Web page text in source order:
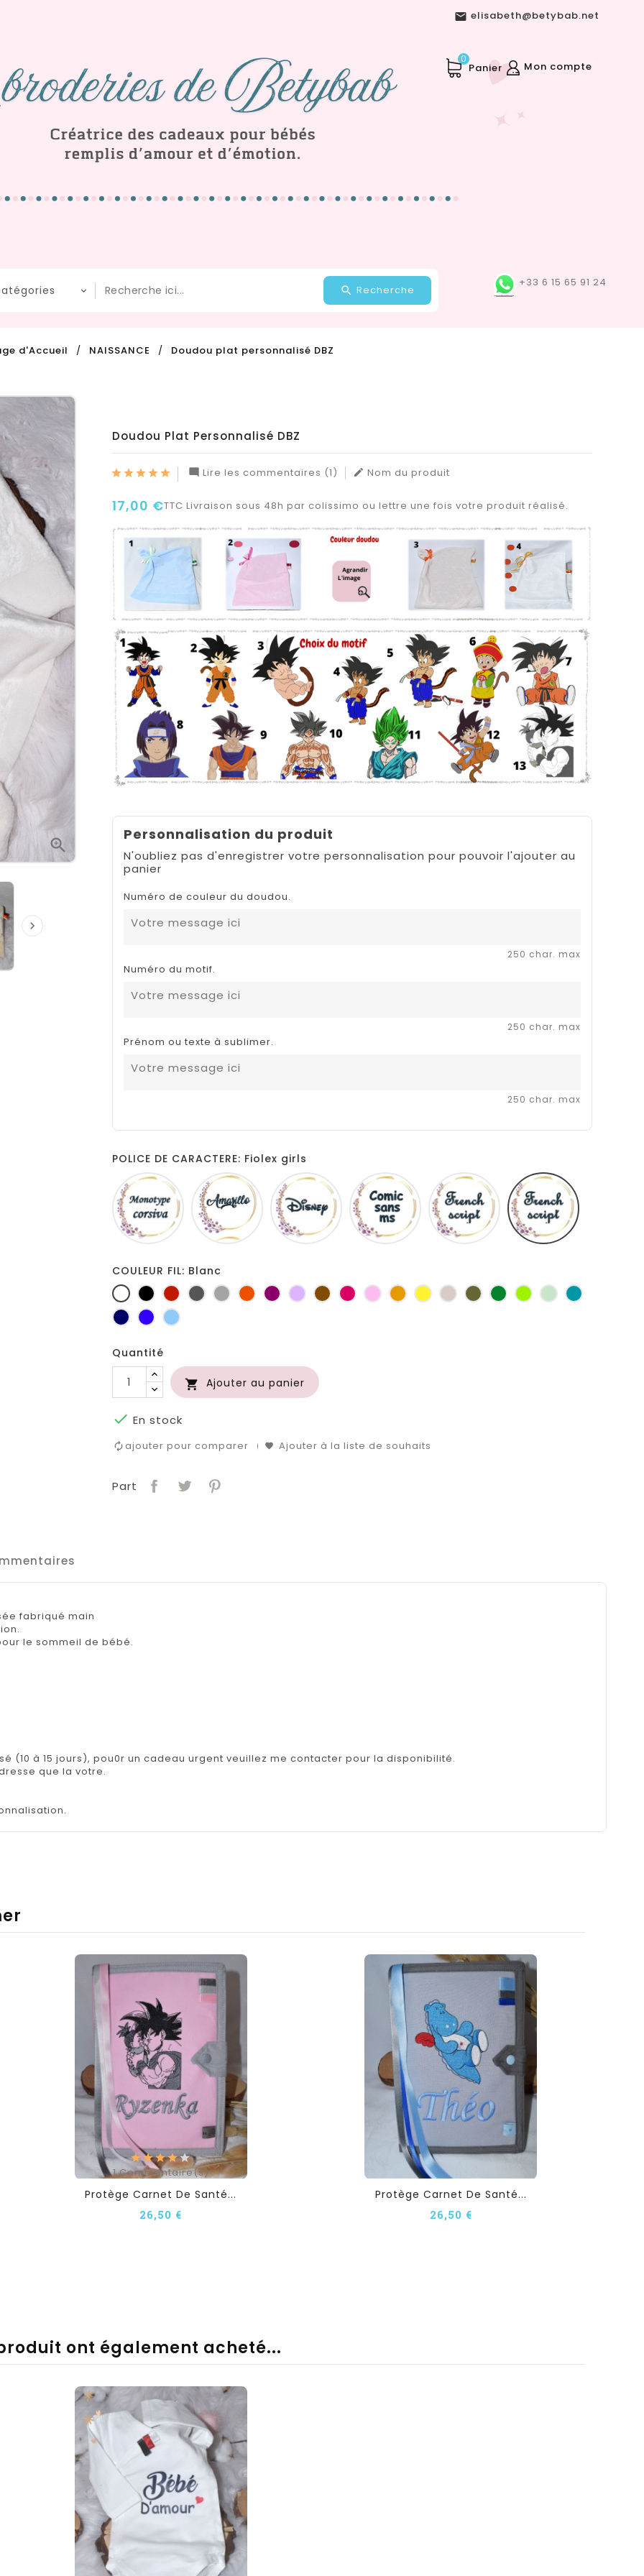
 elisabeth@betybab.net
Mon compte
Panier
0
+33 6 15 65 91 24
Recherche
d'Accueil NAISSANCE Doudou plat personnalisé DBZ


Doudou Plat Personnalisé DBZ
 Lire les commentaires (1)  Nom du produit
17,00 €TTC Livraison sous 48h par colissimo ou lettre une fois votre produit réalisé.
Personnalisation du produit
N'oubliez pas d'enregistrer votre personnalisation pour pouvoir l'ajouter au
panier
Numéro de couleur du doudou.
250 char. max
Numéro du motif.
250 char. max
Prénom ou texte à sublimer.
250 char. max
POLICE DE CARACTERE: Fiolex girls
Monotype
corsiva
Amarillo Disney
Comic
sans
ms
French
script
girls
COULEUR FIL: Blanc
BlancNoir RougeGris
foncé
Gris
clair
Orange
PruneLilasMarronFuchsia
RoseJaune
d'or
jauneFicelleKaki Vert
bouteille
Anis
Vert
d'eau
Turquoise
MarineBleu
roi
Bleu
Quantité
 Ajouter au panier
 En stock
ajouter pour comparer Ajouter à la liste de souhaits
Part
fabriqué main
le sommeil de bébé.
(10 à 15 jours), pou0r un cadeau urgent veuillez me contacter pour la disponibilité.
que la votre.
1Commentaire(s)
Protège Carnet De Santé...
26,50 €
Protège Carnet De Santé...
26,50 €
ont également acheté...